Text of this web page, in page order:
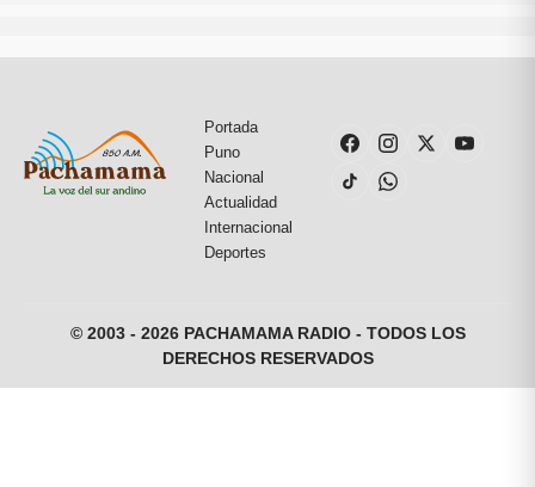
Portada
Puno
Nacional
Actualidad
Internacional
Deportes
© 2003 - 2026 PACHAMAMA RADIO - TODOS LOS
DERECHOS RESERVADOS